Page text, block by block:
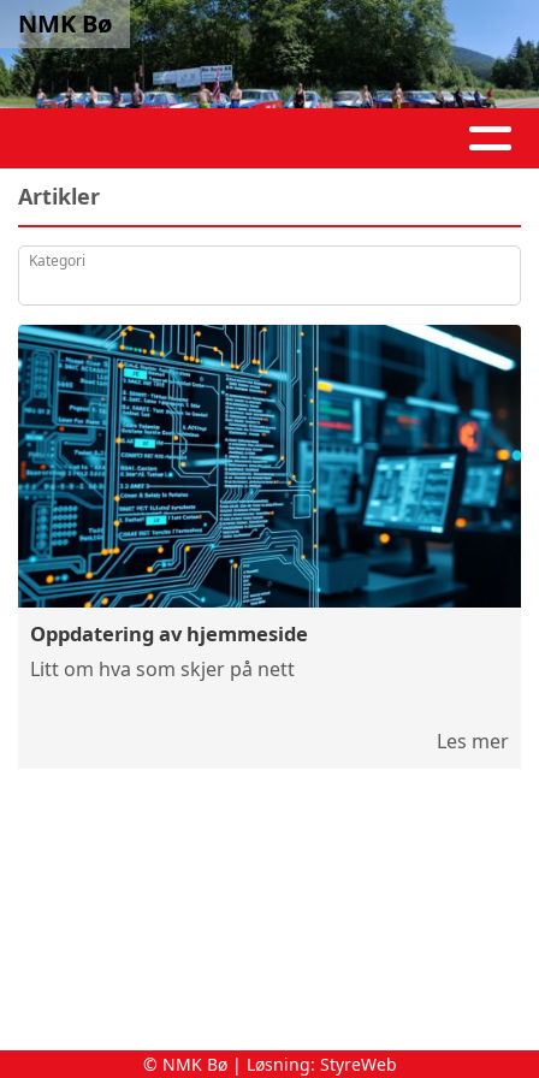
NMK Bø
Artikler
Kategori
Oppdatering av hjemmeside
Litt om hva som skjer på nett
Les mer
© NMK Bø | Løsning: StyreWeb